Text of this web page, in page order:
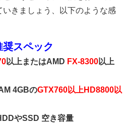
いきましょう、以下のような感
スペック
以上またはAMD FX-8300以上
4GBのGTX760以上HD8800以
やSSD 空き容量